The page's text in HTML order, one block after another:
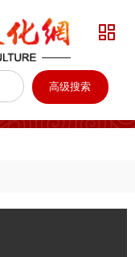
高级搜索
